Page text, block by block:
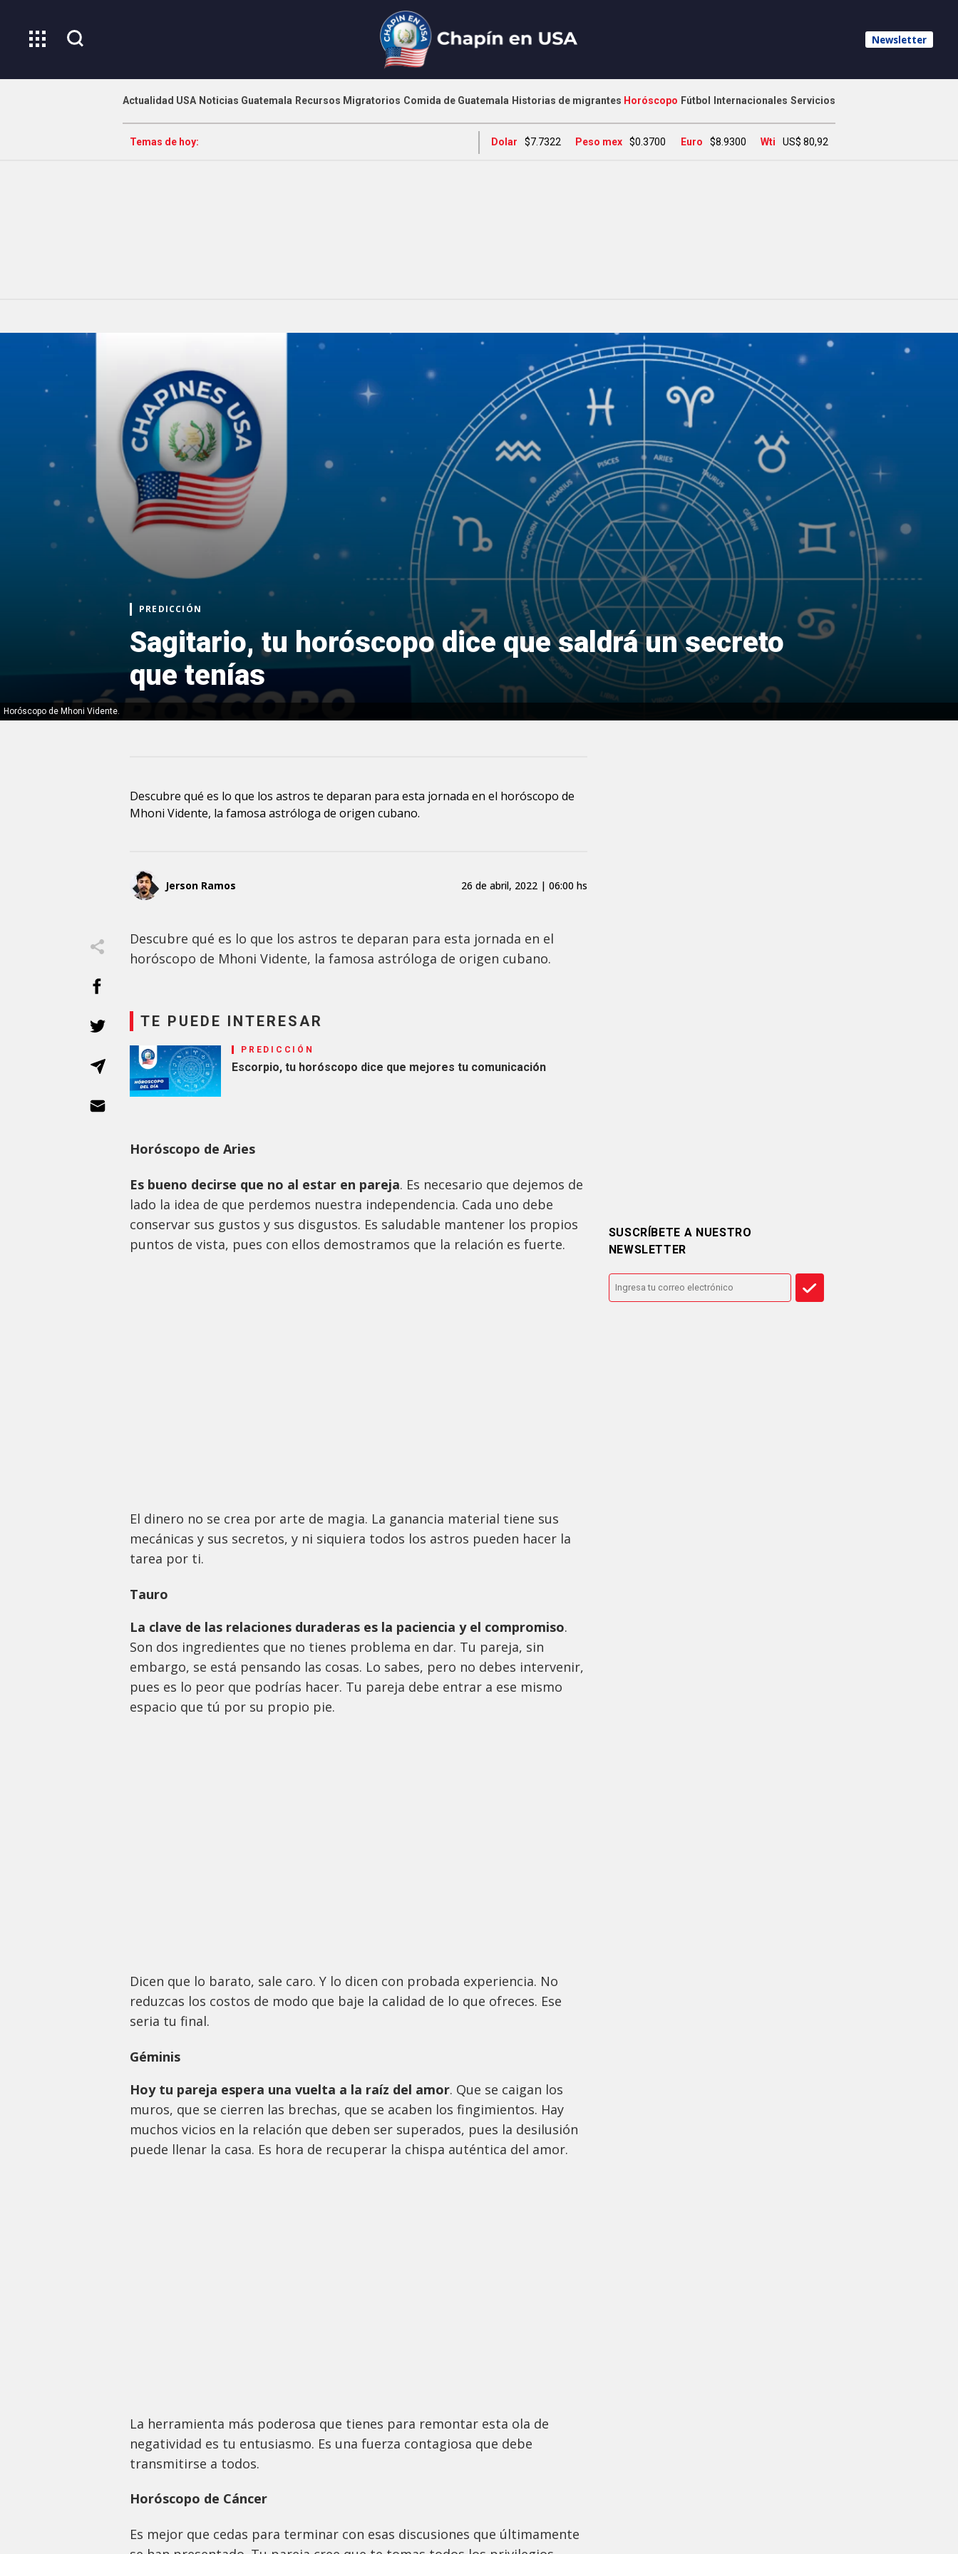
Newsletter
Actualidad USA Noticias Guatemala Recursos Migratorios Comida de Guatemala Historias de migrantes Horóscopo Fútbol Internacionales Servicios
Temas de hoy: Dolar $7.7322 Peso mex $0.3700 Euro $8.9300 Wti US$ 80,92
Horóscopo de Mhoni Vidente.
PREDICCIÓN
Sagitario, tu horóscopo dice que saldrá un secreto
que tenías
Descubre qué es lo que los astros te deparan para esta jornada en el horóscopo de
Mhoni Vidente, la famosa astróloga de origen cubano.
Jerson Ramos 26 de abril, 2022 | 06:00 hs
Descubre qué es lo que los astros te deparan para esta jornada en el
horóscopo de Mhoni Vidente, la famosa astróloga de origen cubano.
TE PUEDE INTERESAR
PREDICCIÓN
Escorpio, tu horóscopo dice que mejores tu comunicación
Horóscopo de Aries
Es bueno decirse que no al estar en pareja. Es necesario que dejemos de
lado la idea de que perdemos nuestra independencia. Cada uno debe
conservar sus gustos y sus disgustos. Es saludable mantener los propios
puntos de vista, pues con ellos demostramos que la relación es fuerte.
El dinero no se crea por arte de magia. La ganancia material tiene sus
mecánicas y sus secretos, y ni siquiera todos los astros pueden hacer la
tarea por ti.
Tauro
La clave de las relaciones duraderas es la paciencia y el compromiso.
Son dos ingredientes que no tienes problema en dar. Tu pareja, sin
embargo, se está pensando las cosas. Lo sabes, pero no debes intervenir,
pues es lo peor que podrías hacer. Tu pareja debe entrar a ese mismo
espacio que tú por su propio pie.
Dicen que lo barato, sale caro. Y lo dicen con probada experiencia. No
reduzcas los costos de modo que baje la calidad de lo que ofreces. Ese
seria tu final.
Géminis
Hoy tu pareja espera una vuelta a la raíz del amor. Que se caigan los
muros, que se cierren las brechas, que se acaben los fingimientos. Hay
muchos vicios en la relación que deben ser superados, pues la desilusión
puede llenar la casa. Es hora de recuperar la chispa auténtica del amor.
La herramienta más poderosa que tienes para remontar esta ola de
negatividad es tu entusiasmo. Es una fuerza contagiosa que debe
transmitirse a todos.
Horóscopo de Cáncer
Es mejor que cedas para terminar con esas discusiones que últimamente
SUSCRÍBETE A NUESTRO
NEWSLETTER